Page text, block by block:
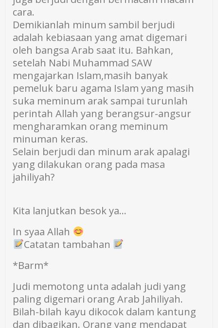
cara.
Demikianlah minum sambil berjudi
adalah kebiasaan yang amat digemari
oleh bangsa Arab saat itu. Bahkan,
setelah Nabi Muhammad SAW
mengajarkan Islam,masih banyak
pemeluk baru agama Islam yang masih
suka meminum arak sampai turunlah
perintah Allah yang berangsur-angsur
mengharamkan orang meminum
minuman keras.
Selain berjudi dan minum arak apalagi
yang dilakukan orang pada masa
jahiliyah?
Kita lanjutkan besok ya…
In syaa Allah
Catatan tambahan
*Barm*
Judi memotong unta adalah judi yang
paling digemari orang Arab Jahiliyah.
Bilah-bilah kayu dikocok dalam kantung
dan dibagikan. Orang yang mendapat